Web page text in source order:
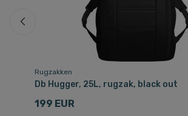
Rugzakken
Db Hugger, 25L, rugzak, black out
199 EUR